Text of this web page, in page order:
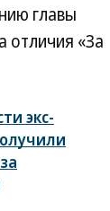
главы
отличия «За
экс-